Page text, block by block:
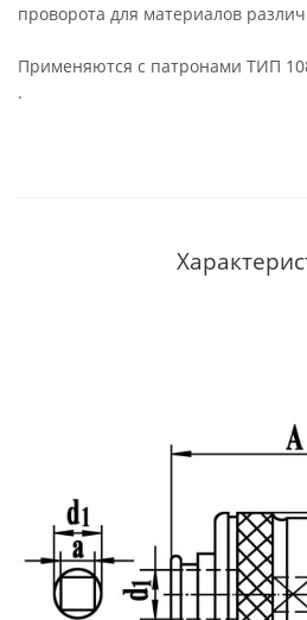
проворота для материалов
Применяются с патронами ТИП
.